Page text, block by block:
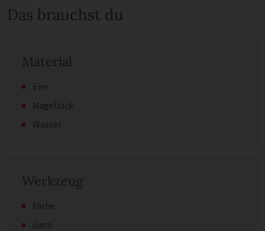
Das brauchst du
Material
Eier
Nagellack
Wasser
Werkzeug
Farbe
Garn